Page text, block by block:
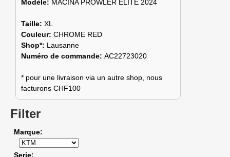
Modèle: MACINA PROWLER ELITE 2024
Taille: XL
Couleur: CHROME RED
Shop*: Lausanne
Numéro de commande: AC22723020
* pour une livraison via un autre shop, nous
facturons CHF100
Filter
Marque
Serie